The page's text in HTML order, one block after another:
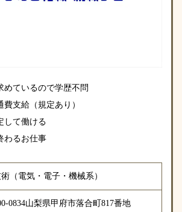
めているので学歴不問
支給（規定あり）
して働ける
わるお仕事
（電気・電子・機械系）
0834山梨県甲府市落合町817番地